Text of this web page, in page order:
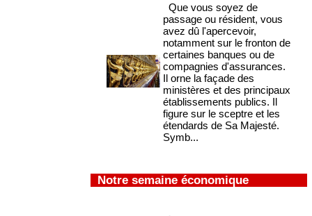
Que vous soyez de
passage ou résident, vous
avez dû l'apercevoir,
notamment sur le fronton de
certaines banques ou de
compagnies d'assurances.
Il orne la façade des
ministères et des principaux
établissements publics. Il
figure sur le sceptre et les
étendards de Sa Majesté.
Symb...
Notre semaine économique